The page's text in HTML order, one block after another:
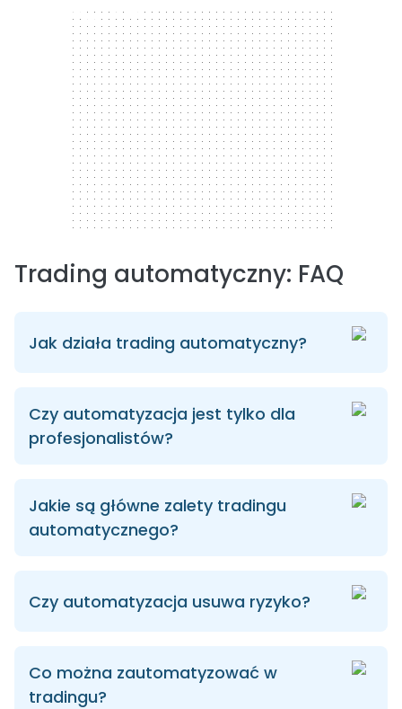
300 x 250
Trading automatyczny: FAQ
Jak działa trading automatyczny?
Czy automatyzacja jest tylko dla
profesjonalistów?
Jakie są główne zalety tradingu
automatycznego?
Czy automatyzacja usuwa ryzyko?
Co można zautomatyzować w
tradingu?